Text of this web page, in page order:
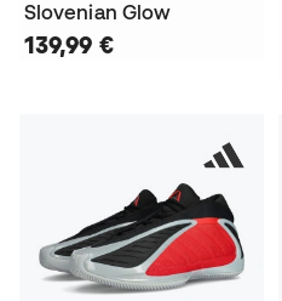
Slovenian Glow
139,99 €